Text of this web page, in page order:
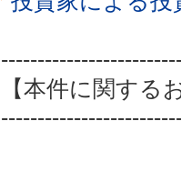
【本件に関する